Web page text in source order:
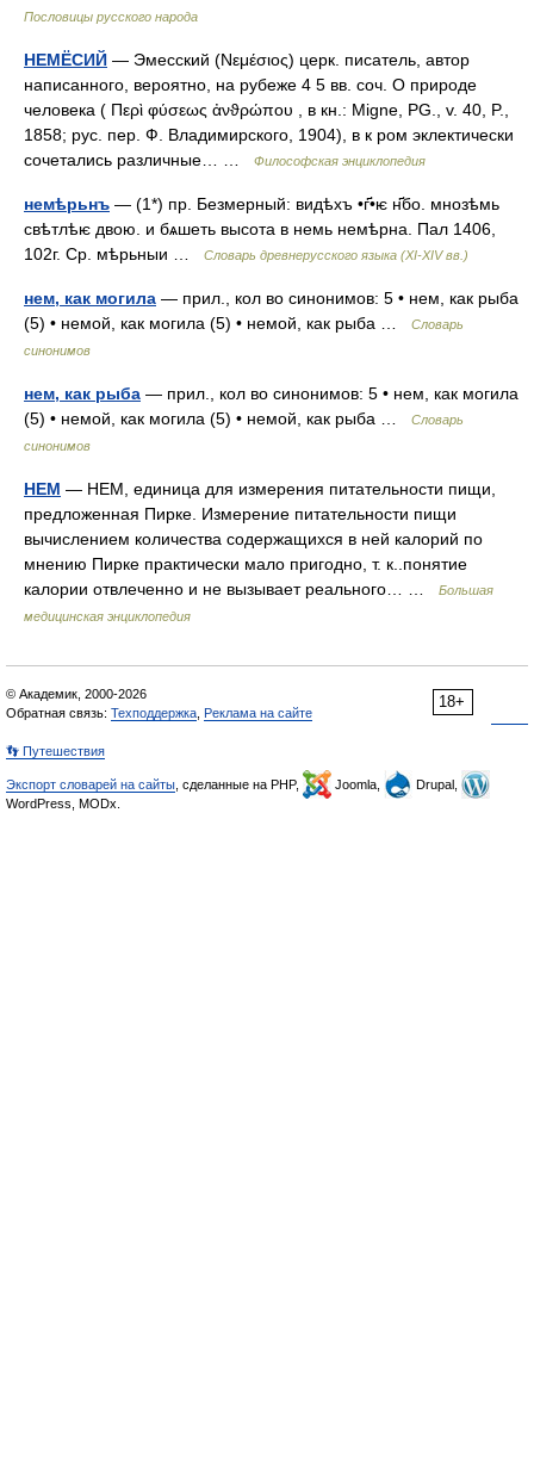
Пословицы русского народа
НЕМЁСИЙ — Эмесский (Νεμέσιος) церк. писатель, автор
написанного, вероятно, на рубеже 4 5 вв. соч. О природе
человека ( Περὶ φύσεως ἀνϑρώπου , в кн.: Migne, PG., v. 40, P.,
1858; рус. пер. Ф. Владимирского, 1904), в к ром эклектически
сочетались различные… …
Философская энциклопедия
немѣрьнъ — (1*) пр. Безмерный: видѣхъ •г҃•ѥ н҃бо. мнозѣмь
свѣтлѣѥ двою. и бѧшеть высота в немь немѣрна. Пал 1406,
102г. Ср. мѣрьныи …
Словарь древнерусского языка (XI-XIV вв.)
нем, как могила — прил., кол во синонимов: 5 • нем, как рыба
(5) • немой, как могила (5) • немой, как рыба …
Словарь
синонимов
нем, как рыба — прил., кол во синонимов: 5 • нем, как могила
(5) • немой, как могила (5) • немой, как рыба …
Словарь
синонимов
НЕМ — НЕМ, единица для измерения питательности пищи,
предложенная Пирке. Измерение питательности пищи
вычислением количества содержащихся в ней калорий по
мнению Пирке практически мало пригодно, т. к..понятие
калории отвлеченно и не вызывает реального… …
Большая
медицинская энциклопедия
18+
© Академик, 2000-2026
Обратная связь: Техподдержка Реклама на сайте
👣 Путешествия
Экспорт словарей на сайты , сделанные на PHP, Joomla,
Drupal,
WordPress, MODx.